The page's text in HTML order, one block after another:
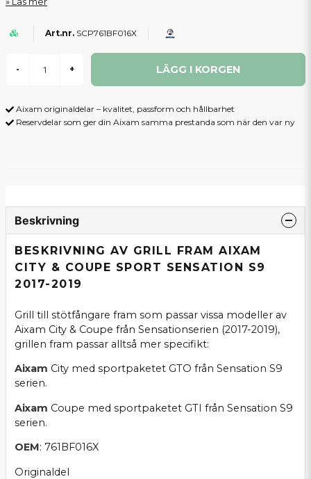
SCP761BF016X
- + LÄGG I KORGEN
Aixam originaldelar – kvalitet, passform och hållbarhet
Reservdelar som ger din Aixam samma prestanda som när den var ny
Beskrivning
BESKRIVNING AV GRILL FRAM AIXAM
CITY & COUPE SPORT SENSATION S9
2017-2019
Grill till stötfångare fram som passar vissa modeller av
Aixam City & Coupe från Sensationserien (2017-2019),
grillen fram passar alltså mer specifikt:
Aixam City med sportpaketet GTO från Sensation S9
serien.
Aixam Coupe med sportpaketet GTI från Sensation S9
serien.
OEM: 761BF016X
Originaldel